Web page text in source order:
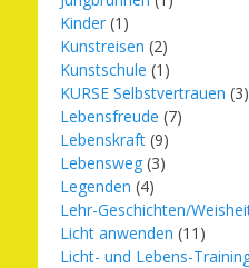
Kinder (1)
Kunstreisen (2)
Kunstschule (1)
KURSE Selbstvertrauen (3)
Lebensfreude (7)
Lebenskraft (9)
Lebensweg (3)
Legenden (4)
Lehr-Geschichten/
Licht anwenden (11)
Licht- und Lebens-